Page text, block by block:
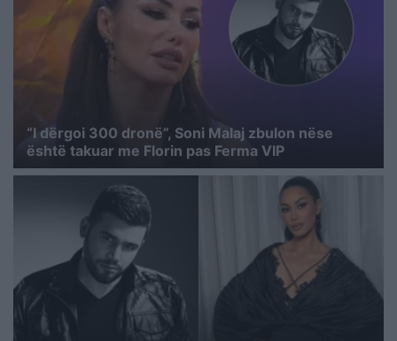
“I dërgoi 300 dronë”, Soni Malaj zbulon nëse
është takuar me Florin pas Ferma VIP